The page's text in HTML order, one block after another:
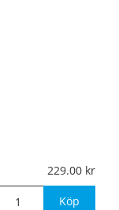
229.00
Köp